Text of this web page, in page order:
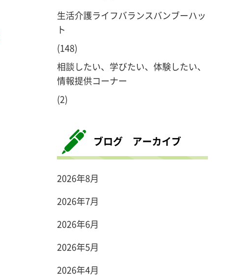
生活介護ライフバランスバンブーハッ
ト
(148)
相談したい、学びたい、体験したい、
情報提供コーナー
(2)
ブログ アーカイブ
2026年8月
2026年7月
2026年6月
2026年5月
2026年4月